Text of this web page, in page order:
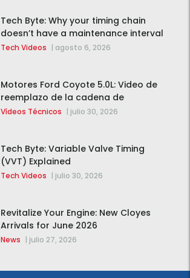
Tech Byte: Why your timing chain
doesn’t have a maintenance interval
Tech Videos | agosto 6, 2026
Motores Ford Coyote 5.0L: Video de
reemplazo de la cadena de
distribución de la F-150 2015 – 2020
Vídeos Técnicos | julio 30, 2026
Tech Byte: Variable Valve Timing
(VVT) Explained
Tech Videos | julio 30, 2026
Revitalize Your Engine: New Cloyes
Arrivals for June 2026
News | julio 27, 2026